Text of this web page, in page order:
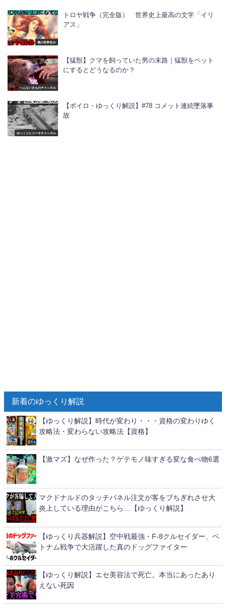
俺の世界史ch
トロヤ戦争（完全版） 世界史上最高の文学「イリ
アス」
へんないきものチャンネル
【猛獣】クマを飼っていた男の末路｜猛獣をペット
にするとどうなるのか？
ゆっくりヒコーキチャンネル
【ボイロ・ゆっくり解説】#78 コメット連続墜落事
故
新着のゆっくり解説
【ゆっくり解説】時代が変わり・・・資格の変わりゆく
攻略法・変わらない攻略法【資格】
【激マズ】なぜ作った？ゲテモノ味すぎる変な食べ物6選
マクドナルドのタッチパネル注文が客をブちぎれさせ大
炎上している理由がこちら…【ゆっくり解説】
【ゆっくり兵器解説】空中戦最強・F-8クルセイダー、ベ
トナム戦争で大活躍した真のドッグファイター
【ゆっくり解説】エセ美容法で死亡。本当にあったあり
えない死因